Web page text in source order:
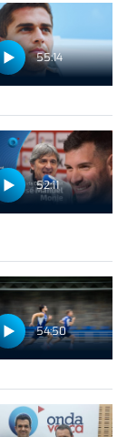
55:14
52:11
54:50